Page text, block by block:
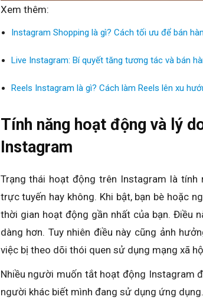
Xem thêm:
Instagram Shopping là gì? Cách tối ưu để bán
Live Instagram: Bí quyết tăng tương tác và bán
Reels Instagram là gì? Cách làm Reels lên xu
Tính năng hoạt động và lý
Instagram
Trạng thái hoạt động trên Instagram là
trực tuyến hay không. Khi bật, bạn bè hoặc
thời gian hoạt động gần nhất của bạn. Điều
dàng hơn. Tuy nhiên điều này cũng ảnh
việc bị theo dõi thói quen sử dụng mạng xã
Nhiều người muốn tắt hoạt động Instagram
người khác biết mình đang sử dụng ứng